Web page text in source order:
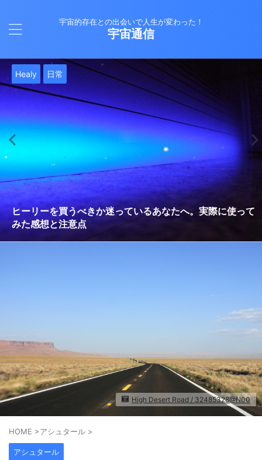
宇宙的存在との出会いで人生が変わった！
宇宙通信
日常 津留晃一
雨の日の恵み：心に降る静かな癒し
バシャール 津留晃一
就職は人生の終着駅じゃない！自分らしい道を見つける方
法
Healy 日常
ヒーリーを買うべきか迷っているあなたへ。実際に使って
みた感想と注意点
バシャール
エネルギーの法則 〜最近どハマりしていました〜
日常
現実を変える
日常
今、ここにいること
Healy 日常 津留晃一
もしかしてだけどHealy（量子波動調整器）のせいなの？
日常
iPad 第10世代買いました
Healy 日常
久し振りにHealy（ヒーリー）量子波動調整器について
日常
大谷さんの通訳、水原さんの解雇に思う
High Desert Road / 32485328@N00
HOME >アシュタール >
アシュタール